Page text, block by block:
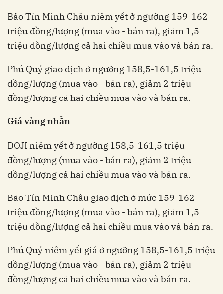
Bảo Tín Minh Châu niêm yết ở ngưỡng 159-162
triệu đồng/lượng (mua vào - bán ra), giảm 1,5
triệu đồng/lượng cả hai chiều mua vào và bán ra.
Phú Quý giao dịch ở ngưỡng 158,5-161,5 triệu
đồng/lượng (mua vào - bán ra), giảm 2 triệu
đồng/lượng cả hai chiều mua vào và bán ra.
Giá vàng nhẫn
DOJI niêm yết ở ngưỡng 158,5-161,5 triệu
đồng/lượng (mua vào - bán ra), giảm 2 triệu
đồng/lượng cả hai chiều mua vào và bán ra.
Bảo Tín Minh Châu giao dịch ở mức 159-162
triệu đồng/lượng (mua vào - bán ra), giảm 1,5
triệu đồng/lượng cả hai chiều mua vào và bán ra.
Phú Quý niêm yết giá ở ngưỡng 158,5-161,5 triệu
đồng/lượng (mua vào - bán ra), giảm 2 triệu
đồng/lượng cả hai chiều mua vào và bán ra.